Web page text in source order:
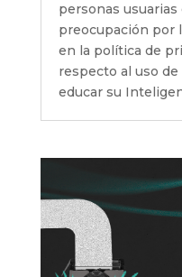
personas
preocupación por
en la política de
respecto al uso
educar su